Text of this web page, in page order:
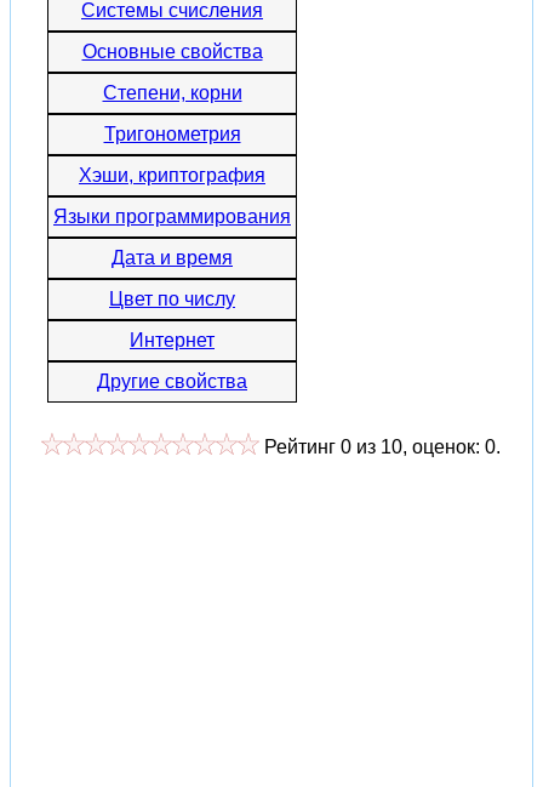
Системы счисления
Основные свойства
Степени, корни
Тригонометрия
Хэши, криптография
Языки программирования
Дата и время
Цвет по числу
Интернет
Другие свойства
Рейтинг 0 из 10, оценок: 0.